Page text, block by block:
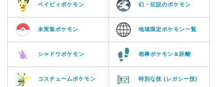
ベイビィポケモン 幻・伝説のポケモン
未実装ポケモン 地域限定ポケモン一覧
シャドウポケモン 相棒ポケモン＆距離
コスチュームポケモン 特別な技 (レガシー技)